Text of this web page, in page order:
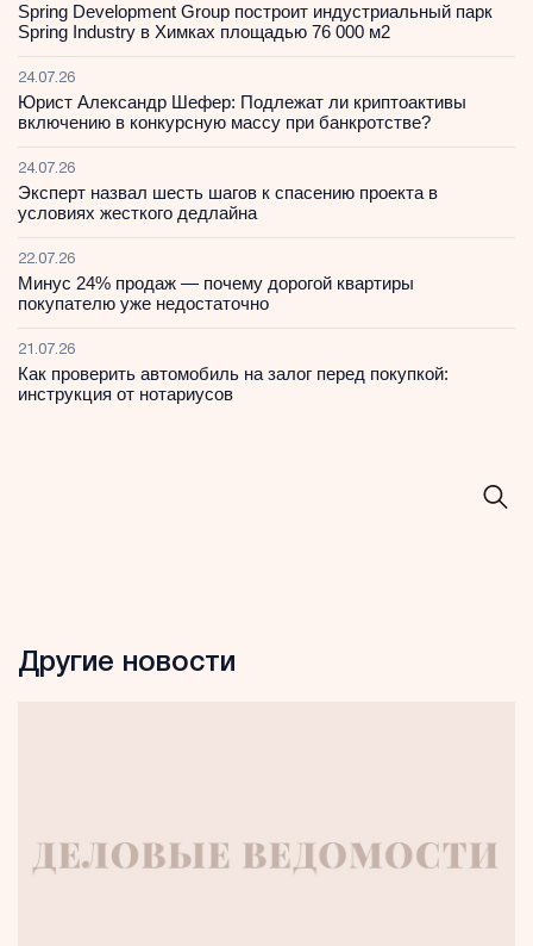
Spring Development Group построит индустриальный парк
Spring Industry в Химках площадью 76 000 м2
24.07.26
Юрист Александр Шефер: Подлежат ли криптоактивы
включению в конкурсную массу при банкротстве?
24.07.26
Эксперт назвал шесть шагов к спасению проекта в
условиях жесткого дедлайна
22.07.26
Минус 24% продаж — почему дорогой квартиры
покупателю уже недостаточно
21.07.26
Как проверить автомобиль на залог перед покупкой:
инструкция от нотариусов
Другие новости